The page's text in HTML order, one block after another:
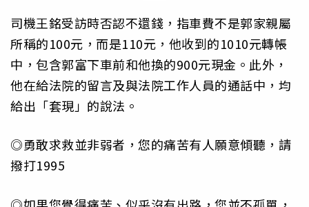
司機王銘受訪時否認不還錢，指車費不是郭家親屬
所稱的100元，而是110元，他收到的1010元轉帳
中，包含郭富下車前和他換的900元現金。此外，
他在給法院的留言及與法院工作人員的通話中，均
給出「套現」的說法。
◎勇敢求救並非弱者，您的痛苦有人願意傾聽，請
撥打1995